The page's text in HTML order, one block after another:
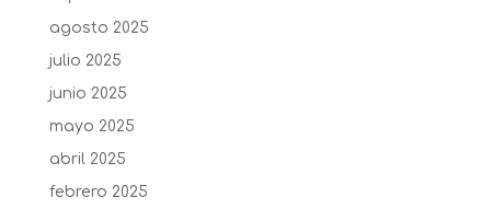
agosto 2025
julio 2025
junio 2025
mayo 2025
abril 2025
febrero 2025